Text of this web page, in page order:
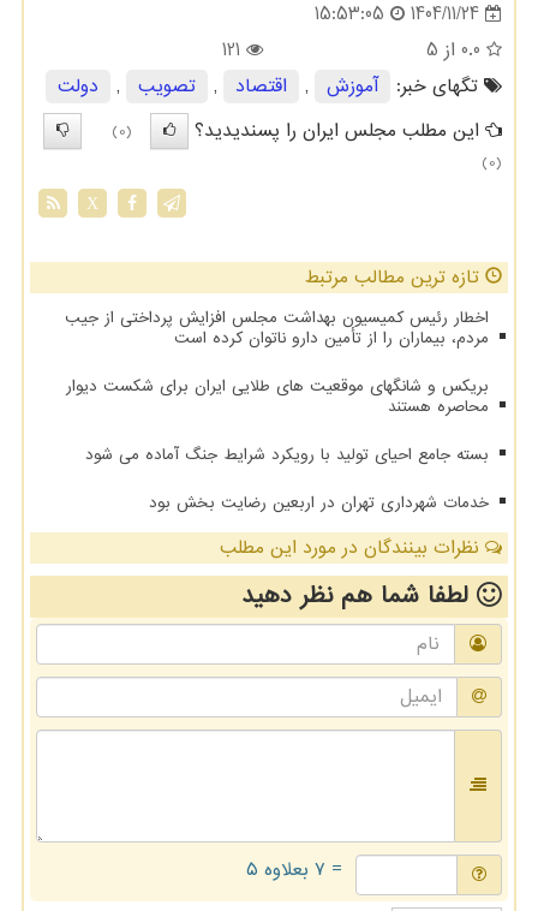
1404/11/24
15:53:05
0.0 از 5
121
تگهای خبر:
آموزش , اقتصاد , تصویب ,
دولت
این مطلب مجلس ایران را پسندیدید؟
(0)
(0)
X
تازه ترین مطالب مرتبط
اخطار رئیس کمیسیون بهداشت مجلس افزایش پرداختی از جیب
مردم، بیماران را از تأمین دارو ناتوان کرده است
بریکس و شانگهای موقعیت های طلایی ایران برای شکست دیوار
محاصره هستند
بسته جامع احیای تولید با رویکرد شرایط جنگ آماده می شود
خدمات شهرداری تهران در اربعین رضایت بخش بود
نظرات بینندگان در مورد این مطلب
لطفا شما همنظر دهید
= ۷ بعلاوه ۵